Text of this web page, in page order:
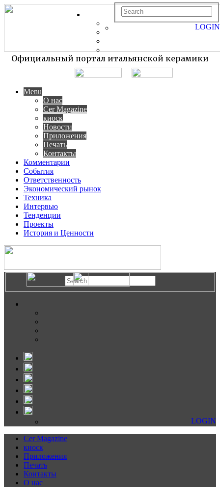
Официальный портал итальянской керамики
Menu
О нас
Cer Magazine
киоск
Новости
Приложения
Печать
Контакты
Комментарии
События
Ответственность
Экономический рынок
Техника
Интервью
Тенденции
Проекты
История и Ценности
LOGIN
LOGIN
Cer Magazine
киоск
Приложения
Печать
Контакты
О нас